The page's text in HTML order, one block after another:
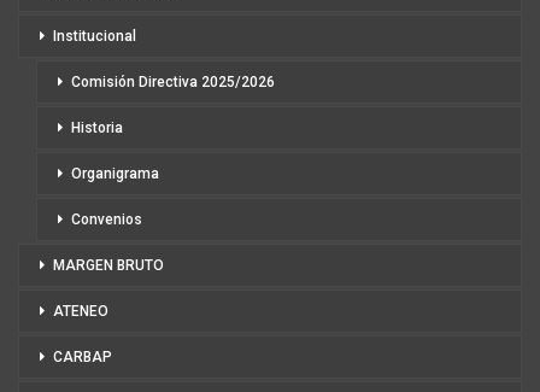
Institucional
Comisión Directiva 2025/2026
Historia
Organigrama
Convenios
MARGEN BRUTO
ATENEO
CARBAP